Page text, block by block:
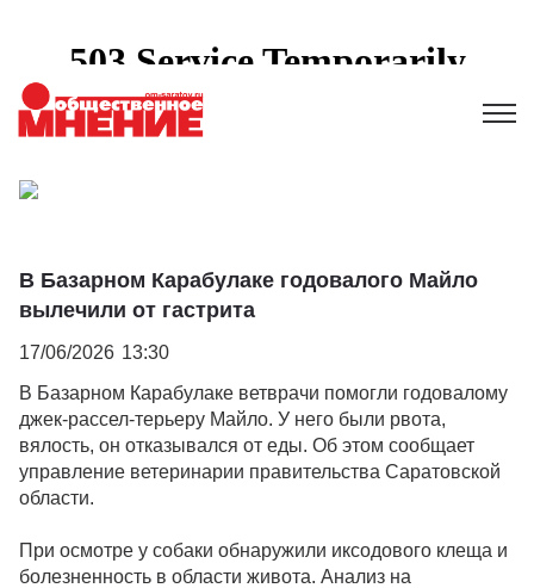
В Базарном Карабулаке годовалого Майло
вылечили от гастрита
17/06/2026 13:30
В Базарном Карабулаке ветврачи помогли годовалому
джек-рассел-терьеру Майло. У него были рвота,
вялость, он отказывался от еды. Об этом сообщает
управление ветеринарии правительства Саратовской
области.
При осмотре у собаки обнаружили иксодового клеща и
болезненность в области живота. Анализ на